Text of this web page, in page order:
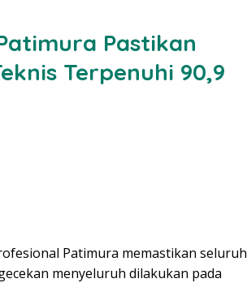
Pastikan
Terpenuhi 90,9
Patimura memastikan seluruh
menyeluruh dilakukan pada